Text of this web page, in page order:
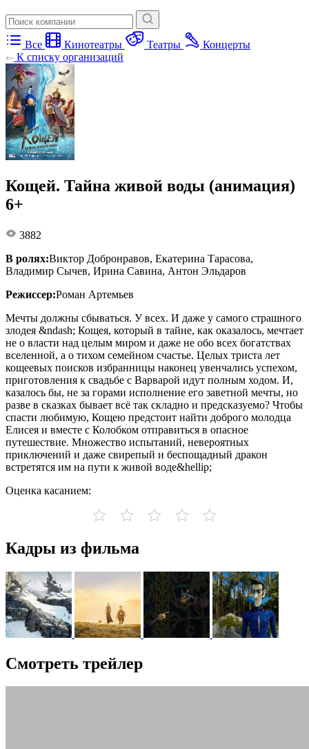
Все Кинотеатры Театры
Концерты
К списку организаций
Кощей. Тайна живой воды (анимация)
6+
3882
В ролях:Виктор Добронравов, Екатерина Тарасова,
Владимир Сычев, Ирина Савина, Антон Эльдаров
Режиссер:Роман Артемьев
Мечты должны сбываться. У всех. И даже у самого страшного
злодея &ndash; Кощея, который в тайне, как оказалось, мечтает
не о власти над целым миром и даже не обо всех богатствах
вселенной, а о тихом семейном счастье. Целых триста лет
кощеевых поисков избранницы наконец увенчались успехом,
приготовления к свадьбе с Варварой идут полным ходом. И,
казалось бы, не за горами исполнение его заветной мечты, но
разве в сказках бывает всё так складно и предсказуемо? Чтобы
спасти любимую, Кощею предстоит найти доброго молодца
Елисея и вместе с Колобком отправиться в опасное
путешествие. Множество испытаний, невероятных
приключений и даже свирепый и беспощадный дракон
встретятся им на пути к живой воде&hellip;
Оценка касанием:
Кадры из фильма
Смотреть трейлер